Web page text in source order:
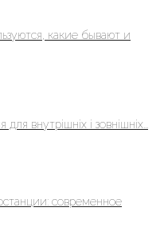
какие бывают и
внутрішніх і зовнішніх...
современное